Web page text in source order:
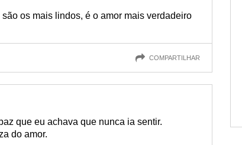
os mais lindos, é o amor mais verdadeiro
COMPARTILHAR
que eu achava que nunca ia sentir.
do amor.